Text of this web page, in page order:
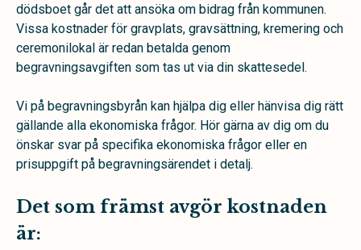
dödsboet går det att ansöka om bidrag från kommunen.
Vissa kostnader för gravplats, gravsättning, kremering och
ceremonilokal är redan betalda genom
begravningsavgiften som tas ut via din skattesedel.
Vi på begravningsbyrån kan hjälpa dig eller hänvisa dig rätt
gällande alla ekonomiska frågor. Hör gärna av dig om du
önskar svar på specifika ekonomiska frågor eller en
prisuppgift på begravningsärendet i detalj.
Det som främst avgör kostnaden
är: